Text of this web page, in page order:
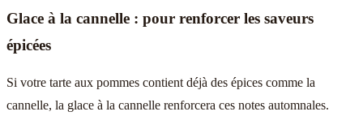
Glace à la cannelle : pour renforcer les saveurs
épicées
Si votre tarte aux pommes contient déjà des épices comme la
cannelle, la glace à la cannelle renforcera ces notes automnales.